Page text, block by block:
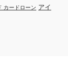
カードローン アイ